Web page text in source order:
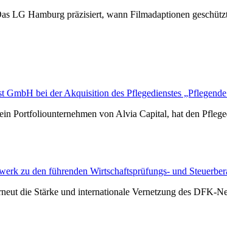
LG Hamburg präzisiert, wann Filmadaptionen
bei der Akquisition des Pflegedienstes
Portfoliounternehmen von Alvia Capital, hat den
zu den führenden Wirtschaftsprüfungs- und
die Stärke und internationale Vernetzung des DFK-